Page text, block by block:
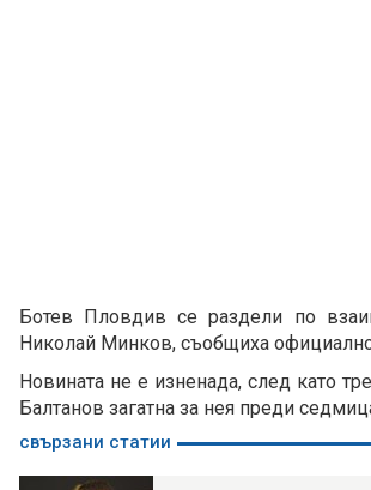
Ботев Пловдив се раздели по
Николай Минков, съобщиха
Новината не е изненада, след като
Балтанов загатна за нея преди
свързани статии